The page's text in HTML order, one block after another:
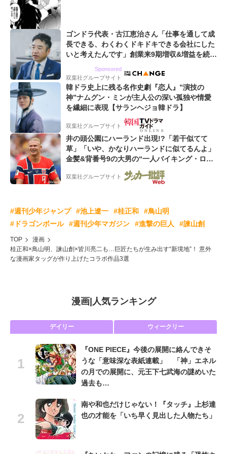
ゴンドラ代表・古江恵治さん「仕事を通して成
長できる、わくわくドキドキできる会社にした
いと考えたんです」創業来9期増収&増益を続け
Sponsored
双葉社グループサイト
韓ドラ史上に残る名作史劇『恋人』”演技の
神”ナムグン・ミンが主人公の深い孤独や情愛
を繊細に表現【サランヘジョ韓ドラ】
双葉社グループサイト
井の頭公園にハーランド出現!?「若干似てて
草」「いや、かなりハーランドに似てるんよ」
金髪&背番号9の大男の“一人バイキング・ロ
ー”映像が話題!「元気をもらった」
双葉社グループサイト
#週刊少年ジャンプ #池上遼一 #桂正和
#鳥山明
#ドラゴンボール
#週刊少年マガジン #進撃の巨人 #諫山創
TOP
漫画
桂正和×鳥山明、諫山創×皆川亮二も…巨匠たちが生み出す“新境地”！ 意外
な漫画家タッグが作り上げたコラボ作品3選
漫画| 人気ランキング
デイリー ウィークリー
『ONE PIECE』今後の展開に絡んできそ
うな「意味深な表紙連載」 「神」エネル
の月での展開に、元王下七武海の謎めいた
過去も…
南や和也だけじゃない！『タッチ』上杉達
也の才能を「いち早く見出した人物たち」